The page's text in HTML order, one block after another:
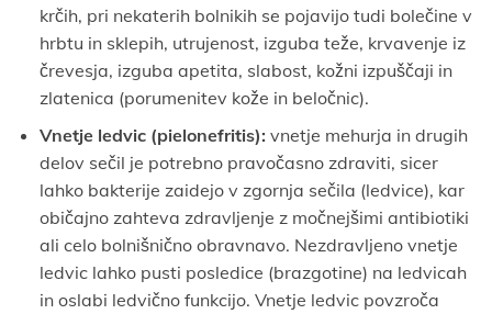
krčih, pri nekaterih bolnikih se pojavijo tudi bolečine v
hrbtu in sklepih, utrujenost, izguba teže, krvavenje iz
črevesja, izguba apetita, slabost, kožni izpuščaji in
zlatenica (porumenitev kože in beločnic).
Vnetje ledvic (pielonefritis):vnetje mehurja in drugih
delov sečil je potrebno pravočasno zdraviti, sicer
lahko bakterije zaidejo v zgornja sečila (ledvice), kar
običajno zahteva zdravljenje z močnejšimi antibiotiki
ali celo bolnišnično obravnavo. Nezdravljeno vnetje
ledvic lahko pusti posledice (brazgotine) na ledvicah
in oslabi ledvično funkcijo. Vnetje ledvic povzroča